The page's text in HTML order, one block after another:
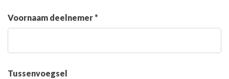
Voornaam deelnemer *
Tussenvoegsel